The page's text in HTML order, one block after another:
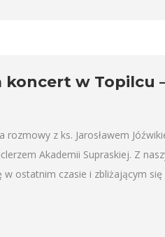
koncert w Topilcu
rozmowy z ks. Jarosławem
Akademii Supraskiej. Z
w ostatnim czasie i zbliżającym